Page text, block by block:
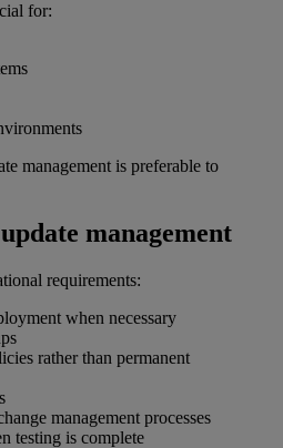
for:
management is preferable to
management
requirements:
when necessary
rather than permanent
management processes
testing is complete